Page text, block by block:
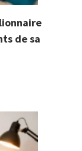
de sa